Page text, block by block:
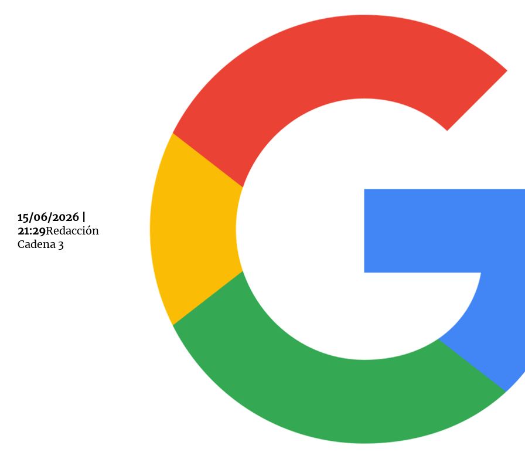
15/06/2026 |
21:29Redacción
Cadena 3
Mundial 2026 La Sole en Cadena 3 El huracán de Arequito Cadena 3 en